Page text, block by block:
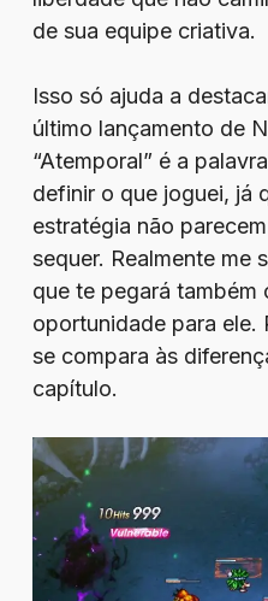
de sua equipe criativa.
Isso só ajuda a
último lançamento de
“Atemporal” é a
definir o que joguei, já
estratégia não
sequer. Realmente me
que te pegará também
oportunidade para ele.
se compara às
capítulo.